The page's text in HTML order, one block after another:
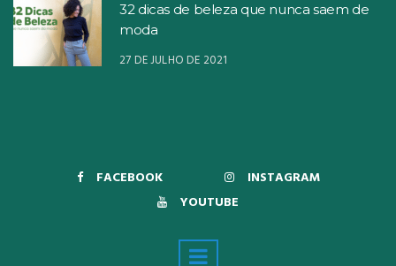
32 dicas de beleza que nunca saem de
moda
27 DE JULHO DE 2021
FACEBOOK
INSTAGRAM
YOUTUBE